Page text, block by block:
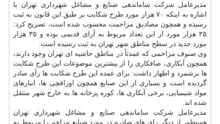
مدیرعامل شرکت ساماندهی صنایع و مشاغل شهرداری تهران با
اشاره به اینکه ۷۰ هزار مورد طرح شکایت بر طبق این قانون به ثبت
رسیده و همچون مصادیق مزاحمت محسوب شده است، تصریح کرد:
۳۵ هزار مورد از این تعداد مربوط به آرای قدیمی بوده و ۳۵ هزار
مورد جدید در سطح مناطق شهر تهران به ثبت رسیده است.
وی صنوف مزاحمی که عمدتاً در مناطق حاشیه ای تهران وجود دارند،
همچون آبکاری، صافکاری را از بیشترین موضوعات این طرح شکایت
ها برشمرد و اظهار داشت: برای عمده این طرح شکایت ها رأی صادر
گردیده است و بسیاری از این صنایع همچون اوراقچی ها، انبارهای
مواد شیمیایی، برخی آبکاری ها، کوره پزخانه ها به خارج شهر منتقل
شده اند.
مدیرعامل شرکت ساماندهی صنایع و مشاغل شهرداری تهران
همینطور از دیگر رای های صادره در مورد صنایع مزاحم را مربوط به